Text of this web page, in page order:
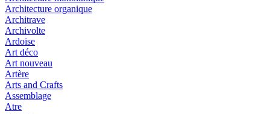
Architecture organique
Architrave
Archivolte
Ardoise
Art déco
Art nouveau
Artère
Arts and Crafts
Assemblage
Atre